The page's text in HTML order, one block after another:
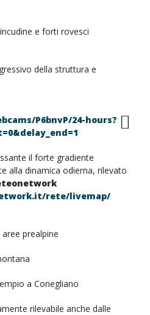
e forti rovesci
della struttura e
P6bnvP/24-hours?
il forte gradiente
alla dinamica odierna, rilevato
rete/livemap/
prealpine
a Conegliano
rilevabile anche dalle